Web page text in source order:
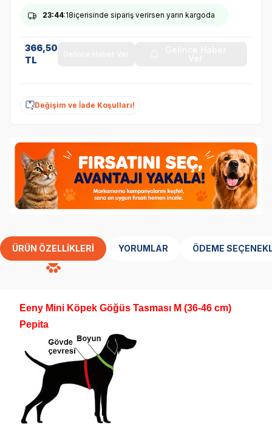
23:44:18içerisinde sipariş verirsen yarın kargoda
366,50
TL
Değişim ve İade Koşulları!
ÜRÜN ÖZELLIKLERI YORUMLAR ÖDEME
Eeny Mini Köpek Göğüs Tasması M (36-46 cm)
Pepita